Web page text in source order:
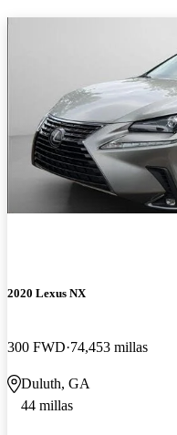
2020 Lexus NX
300 FWD 74,453 millas
Duluth, GA
44 millas